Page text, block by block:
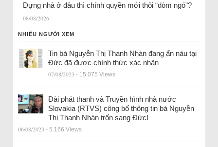
Dựng nhà ở đâu thì chính quyền mới thôi “dòm ngó”?
08/08/2026
NHIỀU NGƯỜI XEM
Tin bà Nguyễn Thị Thanh Nhàn đang ẩn náu tại
Đức đã được chính thức xác nhận
07/08/2023 - 15.075 Views
Đài phát thanh và Truyền hình nhà nước
Slovakia (RTVS) công bố thông tin bà Nguyễn
Thị Thanh Nhàn trốn sang Đức!
06/08/2023 - 5.166 Views